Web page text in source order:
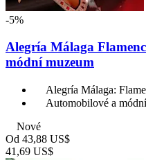
-5%
Alegría Málaga
módní muzeum
Alegría Málaga:
Automobilové a
Nové
Od 43,88 US$
41,69 US$